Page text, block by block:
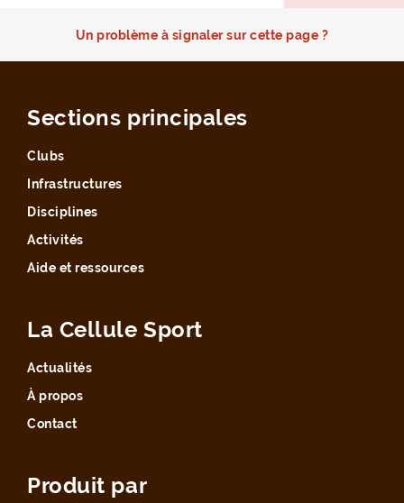
Un problème à signaler sur cette page ?
Sections principales
Clubs
Infrastructures
Disciplines
Activités
Aide et ressources
La Cellule Sport
Actualités
À propos
Contact
Produit par